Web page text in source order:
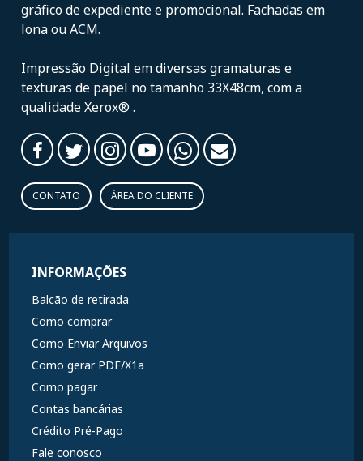
gráfico de expediente e promocional. Fachadas em
lona ou ACM.
Impressão Digital em diversas gramaturas e
texturas de papel no tamanho 33X48cm, com a
qualidade Xerox® .
CONTATO ÁREA DO CLIENTE
INFORMAÇÕES
Balcão de retirada
Como comprar
Como Enviar Arquivos
Como gerar PDF/X1a
Como pagar
Contas bancárias
Crédito Pré-Pago
Fale conosco